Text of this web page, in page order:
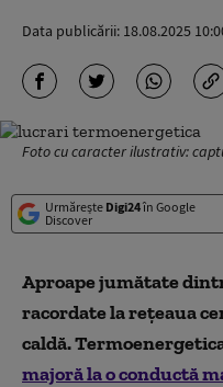
Data publicării: 18.08.2025
Foto cu caracter ilustrativ:
Urmărește Digi24în Google
Discover
Aproape jumătate
racordate la rețeaua
caldă.
majoră la o conductă